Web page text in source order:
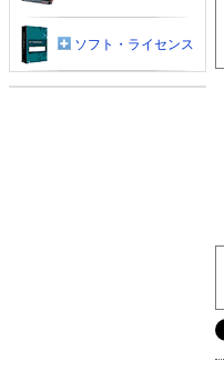
ソフト・ライセンス